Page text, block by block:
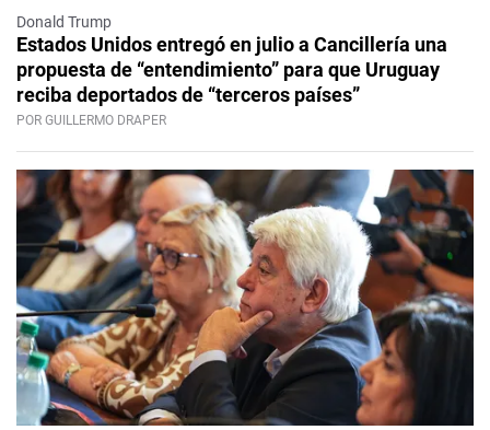
Donald Trump
Estados Unidos entregó en julio a Cancillería una
propuesta de “entendimiento” para que Uruguay
reciba deportados de “terceros países”
POR GUILLERMO DRAPER